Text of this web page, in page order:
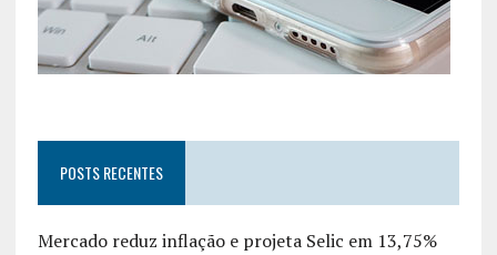
POSTS RECENTES
Mercado reduz inflação e projeta Selic em 13,75%